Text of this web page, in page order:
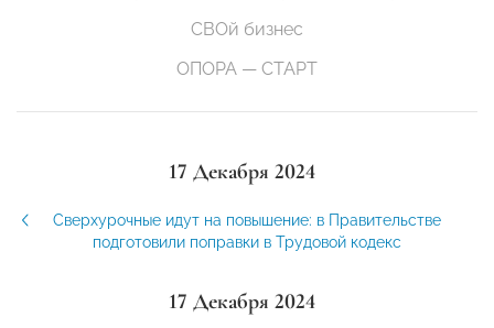
СВОй бизнес
ОПОРА — СТАРТ
17 Декабря 2024
Сверхурочные идут на повышение: в Правительстве
подготовили поправки в Трудовой кодекс
17 Декабря 2024